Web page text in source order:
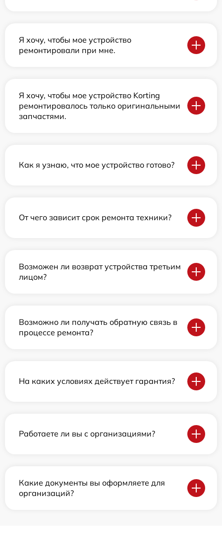
Я хочу, чтобы мое устройство
ремонтировали при мне.
Я хочу, чтобы мое устройство Korting
ремонтировалось только оригинальными
запчастями.
Как я узнаю, что мое устройство готово?
От чего зависит срок ремонта техники?
Возможен ли возврат устройства третьим
лицом?
Возможно ли получать обратную связь в
процессе ремонта?
На каких условиях действует гарантия?
Работаете ли вы с организациями?
Какие документы вы оформляете для
организаций?